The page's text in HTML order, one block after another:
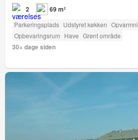
2 69 m²
Parkeringsplads Udstyret køkken
Opbevaringsrum Have Grønt område
30+ dage siden